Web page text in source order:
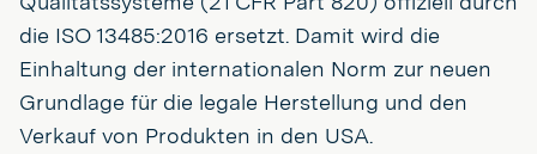
die ISO 13485:2016 ersetzt. Damit wird die
Einhaltung der internationalen Norm zur neuen
Grundlage für die legale Herstellung und den
Verkauf von Produkten in den USA.